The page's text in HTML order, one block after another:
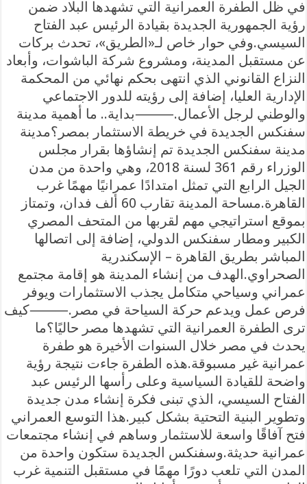
في ظل الطفرة العمرانية التي تشهدها البلاد ضمن
رؤية الجمهورية الجديدة بقيادة الرئيس عبد الفتاح
السيسي.وفي حوار خاص لـ«الطريق»، تحدث بركات
عن مستقبل المدينة، ومشروع شركة الباشوات، وأبعاد
النزاع القانوني الذي انتهى بحكم نهائي من المحكمة
الإدارية العليا، إضافة إلى رؤيته للدور الاجتماعي
والوطني لرجل الأعمال.⸻بداية.. ما أهمية مدينة
سفنكس الجديدة في خريطة الاستثمار بمصر؟مدينة
مدينة سفنكس الجديدة تم إنشاؤها بقرار مجلس
الوزراء رقم 361 لسنة 2018، وهي واحدة من مدن
الجيل الرابع التي تمثل امتدادًا عمرانيًا مهمًا غرب
القاهرة.مساحة المدينة تقارب 60 ألف فدان، وتمتاز
بموقع استراتيجي مهم لقربها من المتحف المصري
الكبير ومطار سفنكس الدولي، إضافة إلى اتصالها
المباشر بطريق القاهرة – الإسكندرية
الصحراوي.الهدف من إنشاء المدينة هو إقامة مجتمع
عمراني وسياحي متكامل يجذب الاستثمارات ويوفر
فرص عمل ويدعم حركة السياحة في مصر.⸻كيف
ترى الطفرة العمرانية التي تشهدها مصر حاليًا؟ما
يحدث في مصر خلال السنوات الأخيرة هو طفرة
عمرانية غير مسبوقة.هذه الطفرة جاءت نتيجة رؤية
واضحة للقيادة السياسية وعلى رأسها الرئيس عبد
الفتاح السيسي، الذي تبنى فكرة إنشاء مدن جديدة
وتطوير البنية التحتية بشكل كبير.هذا التوسع العمراني
فتح آفاقًا واسعة للاستثمار وساهم في إنشاء مجتمعات
عمرانية حديثة.وسفنكس الجديدة ستكون واحدة من
المدن التي تلعب دورًا مهمًا في مستقبل التنمية غرب